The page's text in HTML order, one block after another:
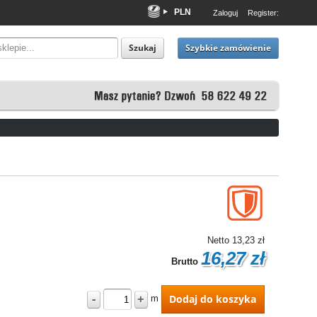
PLN
EUR
USD
Zaloguj Register:
Szukaj Szybkie zamówienie
Netto 13,23 zł
Brutto 16,27 zł
- + m Dodaj do koszyka